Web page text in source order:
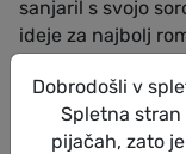
sanjaril s svojo
ideje za najbolj
Dobrodošli v
Spletna
pijačah, zato